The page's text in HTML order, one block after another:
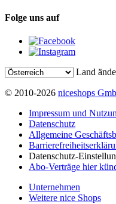
Folge uns auf
Land
© 2010-2026 niceshops
Impressum und
Datenschutz
Allgemeine
Datenschutz-
Abo-Verträge hier
Unternehmen
Weitere nice Shops